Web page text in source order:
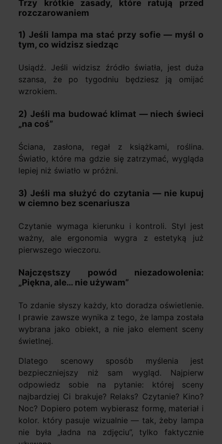
Trzy krótkie zasady, które ratują przed
rozczarowaniem
1) Jeśli lampa ma stać przy sofie — myśl o
tym, co widzisz siedząc
Usiądź. Jeśli widzisz źródło światła, jest duża
szansa, że po tygodniu będziesz ją omijać
wzrokiem.
2) Jeśli ma budować klimat — niech świeci
„na coś”
Ściana, zasłona, regał z książkami, roślina.
Światło, które ma gdzie się zatrzymać, wygląda
lepiej niż światło w próżni.
3) Jeśli ma służyć do czytania — nie kupuj
w ciemno bez scenariusza
Czytanie wymaga kierunku i kontroli. Styl jest
ważny, ale ergonomia wygra z estetyką już
pierwszego wieczoru.
Najczęstszy powód niezadowolenia:
„Piękna, ale… nie używam”
To zdanie słyszy każdy, kto doradza oświetlenie.
I prawie zawsze wynika z tego, że lampa została
wybrana jako obiekt, a nie jako element sceny
świetlnej.
Dlatego scenowy sposób myślenia jest
bezpieczniejszy niż sam wygląd. Najpierw
odpowiedz sobie na pytanie: której sceny
najbardziej Ci brakuje? Relaks? Czytanie? Kino?
Noc? Dopiero potem wybierasz formę, materiał i
kolor. który pasuje wizualnie — tak, żeby lampa
nie była „ładna na zdjęciu”, tylko faktycznie